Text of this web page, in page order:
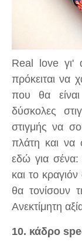
Real love γι'
πρόκειται να
που θα
δύσκολες
στιγμής να
πλάτη και να
εδώ για
και το
θα τονίσουν
Ανεκτίμητη
10. κάδρο